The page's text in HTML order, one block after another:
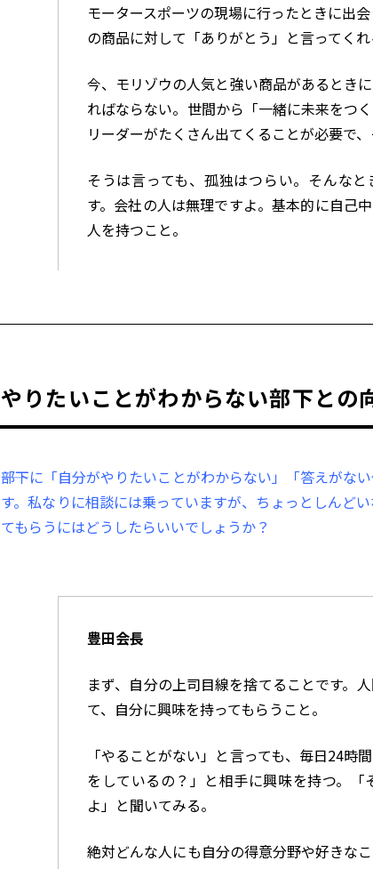
モータースポーツの現場に行ったときに出
の商品に対して「ありがとう」と言ってくれ
今、モリゾウの人気と強い商品があるとき
ればならない。世間から「一緒に未来をつ
リーダーがたくさん出てくることが必要で
そうは言っても、孤独はつらい。そんなと
す。会社の人は無理ですよ。基本的に自己
人を持つこと。
やりたいことがわからない部下との
――部下に「自分がやりたいことがわからない」「答えがな
す。私なりに相談には乗っていますが、ちょっとしんど
てもらうにはどうしたらいいでしょうか？
豊田会長
まず、自分の上司目線を捨てることです。
て、自分に興味を持ってもらうこと。
「やることがない」と言っても、毎日24時
をしているの？」と相手に興味を持つ。
よ」と聞いてみる。
絶対どんな人にも自分の得意分野や好きな